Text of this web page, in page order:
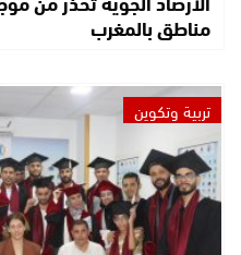
مناطق بالمغرب
تربية وتكوين